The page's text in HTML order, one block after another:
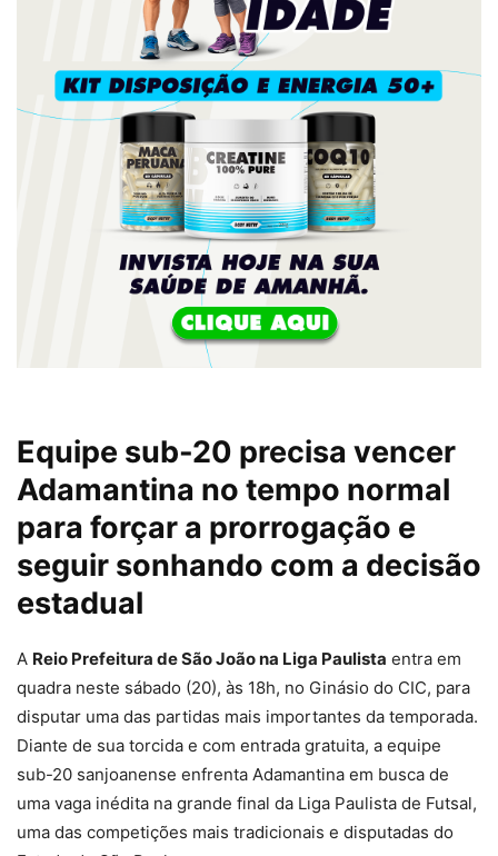
Equipe sub-20 precisa vencer
Adamantina no tempo normal
para forçar a prorrogação e
seguir sonhando com a decisão
estadual
A Reio Prefeitura de São João na Liga Paulista entra em
quadra neste sábado (20), às 18h, no Ginásio do CIC, para
disputar uma das partidas mais importantes da temporada.
Diante de sua torcida e com entrada gratuita, a equipe
sub-20 sanjoanense enfrenta Adamantina em busca de
uma vaga inédita na grande final da Liga Paulista de Futsal,
uma das competições mais tradicionais e disputadas do